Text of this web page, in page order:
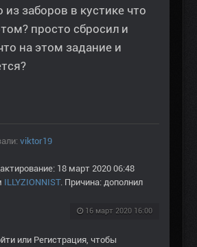
из заборов в кустике что
просто сбросил и
на этом задание и
viktor19
18 март 2020 06:48
ILLYZIONNIST. Причина: дополнил
16 март 2020 16:00
или Регистрация, чтобы